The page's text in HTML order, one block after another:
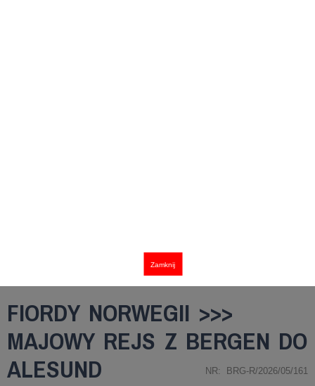
Zamknij
FIORDY NORWEGII >>>
MAJOWY REJS Z BERGEN DO
ALESUND
NR: BRG-R/2026/05/161